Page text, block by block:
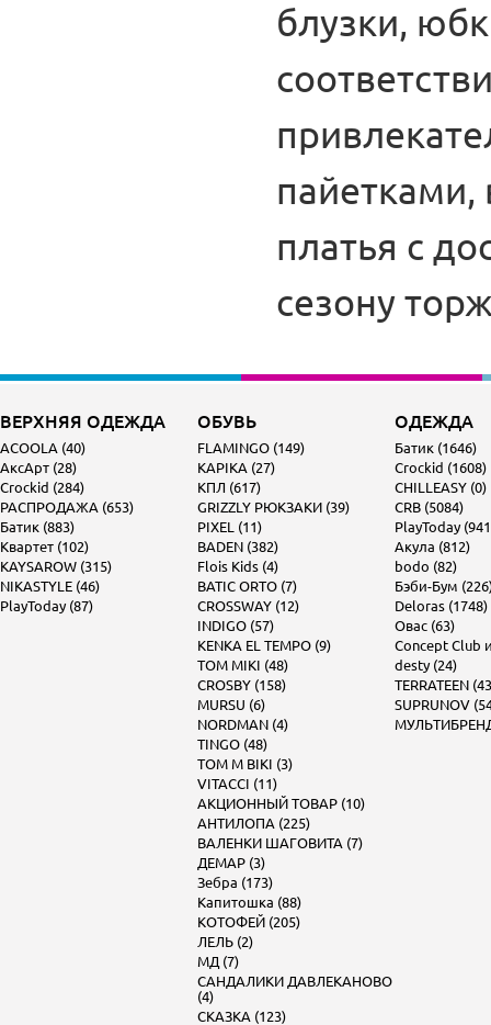
блузки,
пайетками,
платья с
сезону
ВЕРХНЯЯ ОДЕЖДА
ACOOLA (40)
АксАрт (28)
Crockid (284)
РАСПРОДАЖА (653)
Батик (883)
Квартет (102)
KAYSAROW (315)
NIKASTYLE (46)
PlayToday (87)
ОБУВЬ
FLAMINGO (149)
KAPIKA (27)
КПЛ (617)
GRIZZLY РЮКЗАКИ (39)
PIXEL (11)
BADEN (382)
Flois Kids (4)
BATIC ORTO (7)
CROSSWAY (12)
INDIGO (57)
KENKA EL TEMPO (9)
TOM MIKI (48)
CROSBY (158)
MURSU (6)
NORDMAN (4)
TINGO (48)
TOM M BIKI (3)
VITACCI (11)
АКЦИОННЫЙ ТОВАР (10)
АНТИЛОПА (225)
ВАЛЕНКИ ШАГОВИТА (7)
ДЕМАР (3)
Зебра (173)
Капитошка (88)
КОТОФЕЙ (205)
ЛЕЛЬ (2)
МД (7)
САНДАЛИКИ ДАВЛЕКАНОВО
(4)
СКАЗКА (123)
ОДЕЖДА
Батик (1646)
Crockid (1608)
CHILLEASY (0)
CRB (5084)
PlayToday
Акула (812)
bodo (82)
Бэби-Бум
Deloras (1748)
Овас (63)
Concept Club
desty (24)
TERRATEEN
SUPRUNOV